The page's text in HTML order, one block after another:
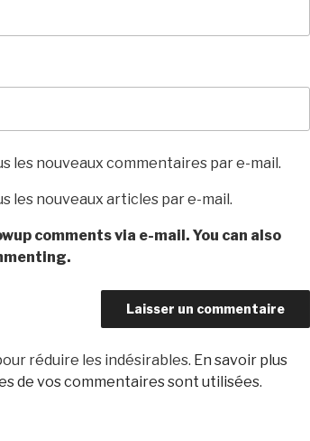
les nouveaux commentaires par e-mail.
les nouveaux articles par e-mail.
comments via e-mail. You can also
réduire les indésirables. En savoir plus
de vos commentaires sont utilisées.